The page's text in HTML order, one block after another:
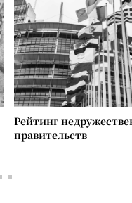
Рейтинг
правительств